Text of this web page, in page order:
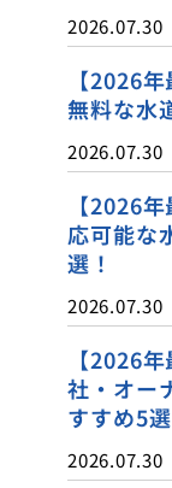
2026.07.30
【2026
無料な水
2026.07.30
【2026
応可能な
選！
2026.07.30
【2026
社・オー
すすめ5選
2026.07.30